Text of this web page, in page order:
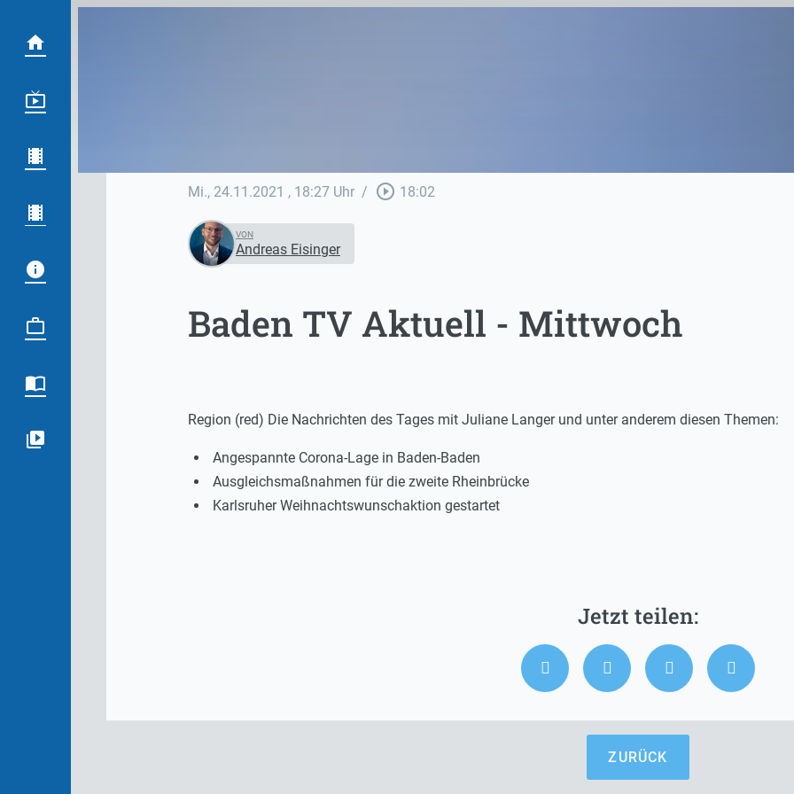
Mi., 24.11.2021 , 18:27 Uhr / play_circle_outline 18:02
VON
Andreas Eisinger
Baden TV Aktuell - Mittwoch
Region (red) Die Nachrichten des Tages mit Juliane Langer und unter anderem diesen Themen:
Angespannte Corona-Lage in Baden-Baden
Ausgleichsmaßnahmen für die zweite Rheinbrücke
Karlsruher Weihnachtswunschaktion gestartet
ZURÜCK